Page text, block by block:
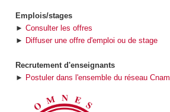
Emplois/stages
► Consulter les offres
► Diffuser une offre d'emploi ou de stage
Recrutement d'enseignants
► Postuler dans l'ensemble du réseau Cnam